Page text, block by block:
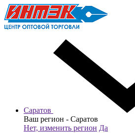
Саратов
Ваш регион - Саратов
Нет, изменить регион Да